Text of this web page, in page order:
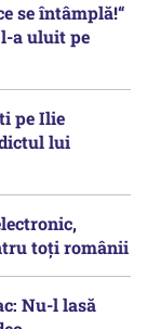
se întâmplă!“
l-a uluit pe
pe Ilie
lui
toți românii
Nu-l lasă